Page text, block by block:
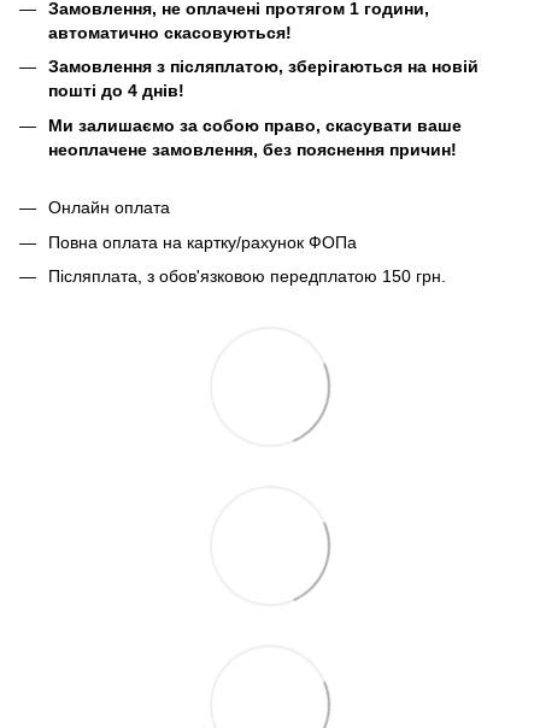
Замовлення, не оплачені протягом 1 години,
автоматично скасовуються!
Замовлення з післяплатою, зберігаються на новій
пошті до 4 днів!
Ми залишаємо за собою право, скасувати ваше
неоплачене замовлення, без пояснення причин!
Онлайн оплата
Повна оплата на картку/рахунок ФОПа
Післяплата, з обов'язковою передплатою 150 грн.